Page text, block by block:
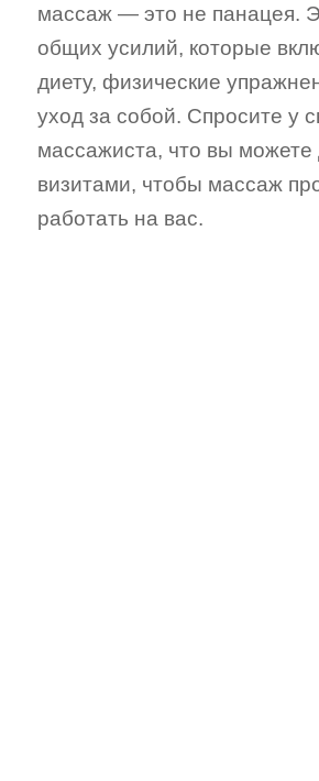
массаж — это не панацея.
общих усилий, которые
диету, физические
уход за собой. Спросите у
массажиста, что вы
визитами, чтобы массаж
работать на вас.